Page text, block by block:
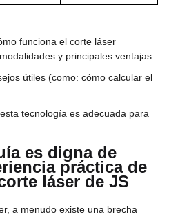
funciona el corte láser
y principales ventajas.
útiles (como: cómo calcular el
tecnología es adecuada para
es digna de
práctica de
láser de JS
a menudo existe una brecha